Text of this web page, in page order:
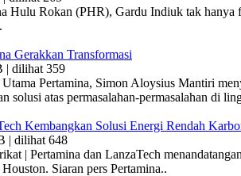
Hulu Rokan (PHR), Gardu Indiuk tak hanya
Gerakkan Transformasi
| dilihat 359
Pertamina, Simon Aloysius Mantiri
solusi atas permasalahan-permasalahan di
Kembangkan Solusi Energi Rendah
| dilihat 648
| Pertamina dan LanzaTech
Siaran pers Pertamina..